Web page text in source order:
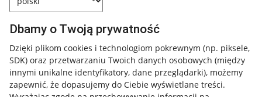
Dbamy o Twoją prywatność
Dzięki plikom cookies i technologiom pokrewnym (np. piksele,
SDK) oraz przetwarzaniu Twoich danych osobowych (między
innymi unikalne identyfikatory, dane przeglądarki), możemy
zapewnić, że dopasujemy do Ciebie wyświetlane treści.